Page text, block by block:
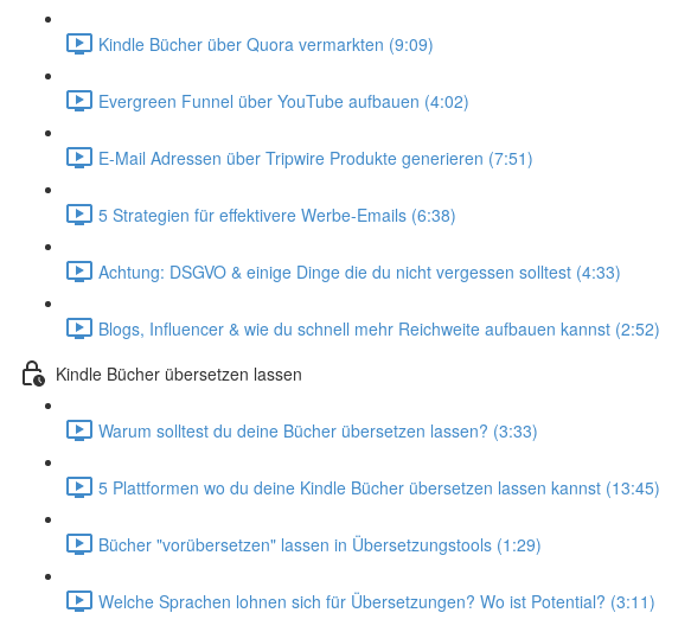
Kindle Bücher über Quora vermarkten (9:09)
Evergreen Funnel über YouTube aufbauen (4:02)
E-Mail Adressen über Tripwire Produkte generieren (7:51)
5 Strategien für effektivere Werbe-Emails (6:38)
Achtung: DSGVO & einige Dinge die du nicht vergessen solltest (4:33)
Blogs, Influencer & wie du schnell mehr Reichweite aufbauen kannst (2:52)
Kindle Bücher übersetzen lassen
Warum solltest du deine Bücher übersetzen lassen? (3:33)
5 Plattformen wo du deine Kindle Bücher übersetzen lassen kannst (13:45)
Bücher "vorübersetzen" lassen in Übersetzungstools (1:29)
Welche Sprachen lohnen sich für Übersetzungen? Wo ist Potential? (3:11)